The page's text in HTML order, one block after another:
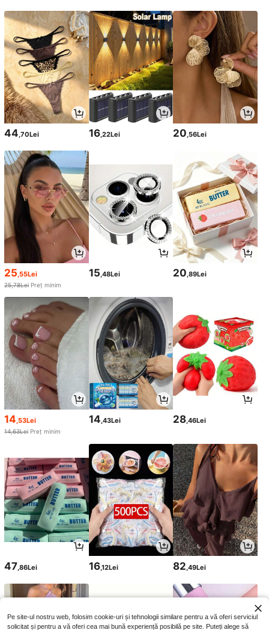
44,70Lei 16,22Lei 20,56Lei
25,55Lei
25,78Lei Preț minim
15,48Lei 20,89Lei
14,53Lei
14,63Lei Preț minim
14,43Lei 28,46Lei
47 ,86Lei 16,12Lei 82 ,49Lei
Pe site-ul nostru web, folosim cookie-uri și tehnologii similare pentru a vă oferi serviciul
solicitat și pentru a vă oferi cea mai bună experiență posibilă pe site. Puteți alege să